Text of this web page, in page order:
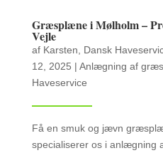
Græsplæne i Mølholm –
Vejle
af Karsten, Dansk
12, 2025 | Anlægning af
Haveservice
Få en smuk og jævn
specialiserer os i